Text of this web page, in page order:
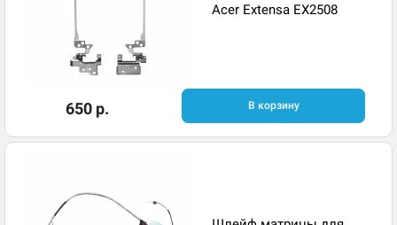
Acer Extensa EX2508
650 р. В корзину